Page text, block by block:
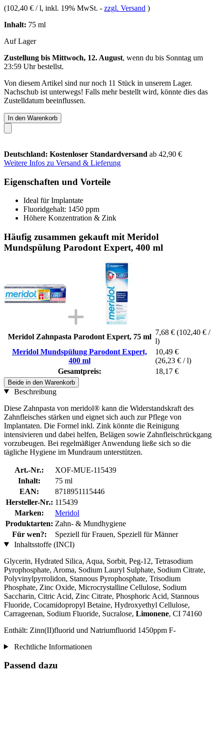
(102,40 € / l, inkl. 19% MwSt. - zzgl. Versand )
Inhalt: 75 ml
Auf Lager
Zustellung bis Mittwoch, 12. August, wenn du bis Sonntag um
23:59 Uhrbestellst.
Von diesem Artikel sind nur noch 11 Stück in unserem Lager.
Nachschub ist unterwegs! Falls mehr bestellt wird, könnte dies das
Zustelldatum beeinflussen.
In den Warenkorb
Deutschland: Kostenloser Standardversand ab 42,90 €
Weitere Infos zu Versand & Lieferung
Eigenschaften und Vorteile
Ideal für Implantate
Fluoridgehalt: 1450 ppm
Höhere Konzentration & Zink
Häufig zusammen gekauft mit Meridol
Mundspülung Parodont Expert, 400 ml
Meridol Zahnpasta Parodont Expert, 75 ml
7,68 € (102,40 € /
l)
Meridol Mundspülung Parodont Expert,
400 ml
10,49 €
(26,23 € / l)
Gesamtpreis:
18,17 €
Beide in den Warenkorb
Beschreibung
Diese Zahnpasta von meridol® kann die Widerstandskraft des
Zahnfleisches stärken und eignet sich auch zur Pflege von
Implantaten. Die Formel inkl. Zink könnte die Reinigung
intensivieren und dabei helfen, Belägen sowie Zahnfleischrückgang
vorzubeugen. Bei regelmäßiger Anwendung ließe sich so die
tägliche Hygiene im Mundraum unterstützen.
Art.-Nr.:
XOF-MUE-115439
Inhalt:
75 ml
EAN:
8718951115446
Hersteller-Nr.: 115439
Marken:
Meridol
Produktarten: Zahn- & Mundhygiene
Für wen?:
Speziell für Frauen, Speziell für Männer
Inhaltsstoffe (INCI)
Glycerin, Hydrated Silica, Aqua, Sorbit, Peg-12, Tetrasodium
Pyrophosphate, Aroma, Sodium Lauryl Sulphate, Sodium Citrate,
Polyvinylpyrrolidon, Stannous Pyrophosphate, Trisodium
Phosphate, Zinc Oxide, Microcrystalline Cellulose, Sodium
Saccharin, Citric Acid, Zinc Citrate, Phosphoric Acid, Stannous
Fluoride, Cocamidopropyl Betaine, Hydroxyethyl Cellulose,
Carrageenan, Sodium Fluoride, Sucralose, Limonene, CI 74160
Enthält: Zinn(II)fluorid und Natriumfluorid 1450ppm F-
Rechtliche Informationen
Passend dazu